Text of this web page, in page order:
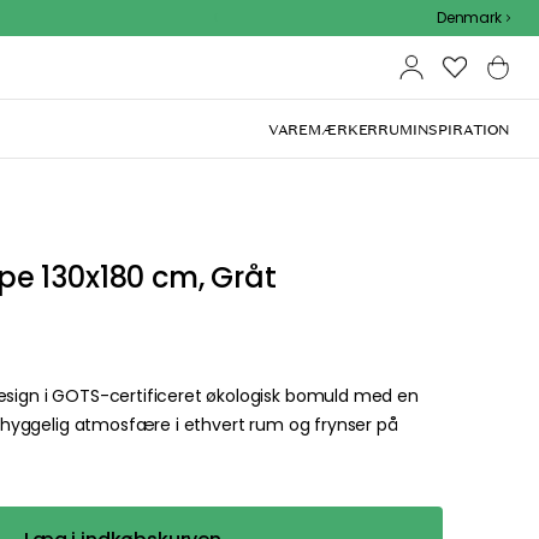
Denmark
VAREMÆRKERRUMINSPIRATION
130x180 cm, Gråt
i GOTS-certificeret økologisk bomuld med en
atmosfære i ethvert rum og frynser på